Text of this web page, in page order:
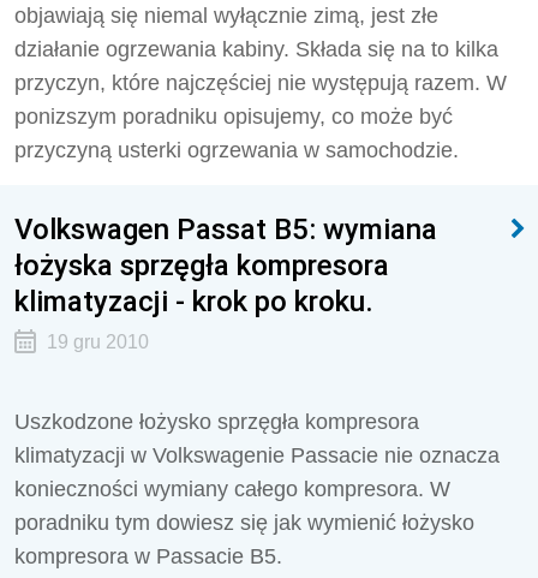
objawiają się niemal wyłącznie zimą, jest złe
działanie ogrzewania kabiny. Składa się na to kilka
przyczyn, które najczęściej nie występują razem. W
ponizszym poradniku opisujemy, co może być
przyczyną usterki ogrzewania w samochodzie.
Volkswagen Passat B5: wymiana
łożyska sprzęgła kompresora
klimatyzacji - krok po kroku.
19 gru 2010
Uszkodzone łożysko sprzęgła kompresora
klimatyzacji w Volkswagenie Passacie nie oznacza
konieczności wymiany całego kompresora. W
poradniku tym dowiesz się jak wymienić łożysko
kompresora w Passacie B5.